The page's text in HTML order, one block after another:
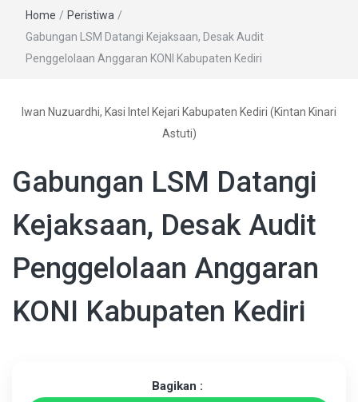
Home / Peristiwa /
Gabungan LSM Datangi Kejaksaan, Desak Audit
Penggelolaan Anggaran KONI Kabupaten Kediri
Iwan Nuzuardhi, Kasi Intel Kejari Kabupaten Kediri (Kintan Kinari
Astuti)
Gabungan LSM Datangi
Kejaksaan, Desak Audit
Penggelolaan Anggaran
KONI Kabupaten Kediri
Bagikan :